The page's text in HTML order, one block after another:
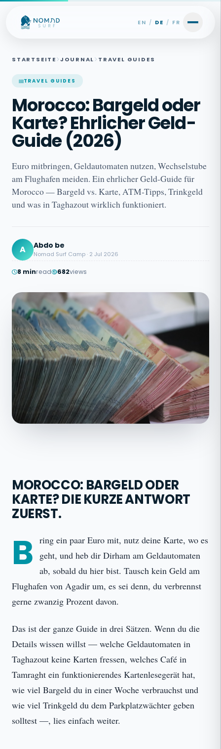
Skip to content
EN / DE / FR
STARTSEITE JOURNAL TRAVEL GUIDES
TRAVEL GUIDES
Morocco: Bargeld oder
Karte? Ehrlicher Geld-
Guide (2026)
Euro mitbringen, Geldautomaten nutzen, Wechselstube
am Flughafen meiden. Ein ehrlicher Geld-Guide für
Morocco — Bargeld vs. Karte, ATM-Tipps, Trinkgeld
und was in Taghazout wirklich funktioniert.
A Abdo be
Nomad Surf Camp · 2 Jul 2026
8 minread 682views
MOROCCO: BARGELD ODER
KARTE? DIE KURZE ANTWORT
ZUERST.
B ring ein paar Euro mit, nutz deine Karte, wo es
geht, und heb dir Dirham am Geldautomaten
ab, sobald du hier bist. Tausch kein Geld am
Flughafen von Agadir um, es sei denn, du verbrennst
gerne zwanzig Prozent davon.
Das ist der ganze Guide in drei Sätzen. Wenn du die
Details wissen willst — welche Geldautomaten in
Taghazout keine Karten fressen, welches Café in
Tamraght ein funktionierendes Kartenlesegerät hat,
wie viel Bargeld du in einer Woche verbrauchst und
wie viel Trinkgeld du dem Parkplatzwächter geben
solltest —, lies einfach weiter.